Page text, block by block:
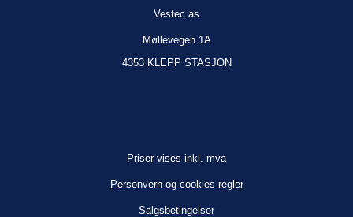
Vestec as
Møllevegen 1A
4353 KLEPP STASJON
Priser vises inkl. mva
Personvern og cookies regler
Salgsbetingelser